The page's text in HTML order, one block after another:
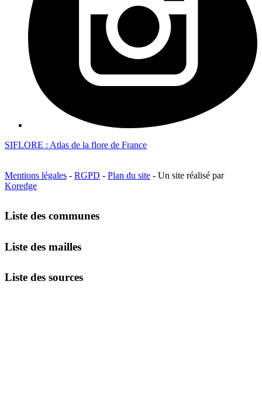
SIFLORE : Atlas de la flore de France
Mentions légales - RGPD - Plan du site - Un site réalisé par
Koredge
Liste des communes
Liste des mailles
Liste des sources